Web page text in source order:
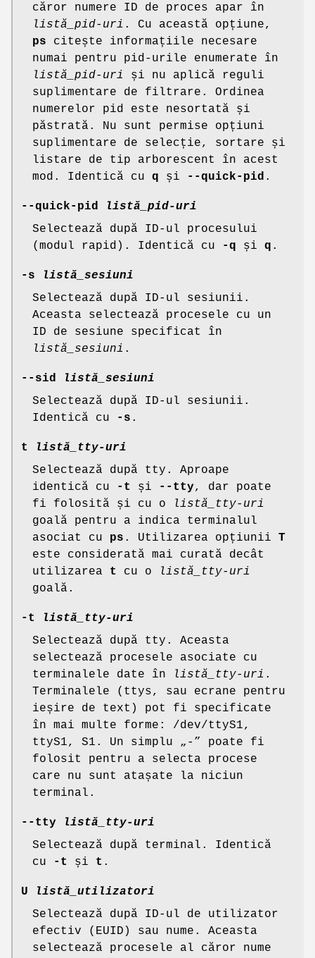
căror numere ID de proces apar în
listă_pid-uri . Cu această opțiune,
ps citește informațiile necesare
numai pentru pid-urile enumerate în
listă_pid-uri
și nu aplică reguli
suplimentare de filtrare. Ordinea
numerelor pid este nesortată și
păstrată. Nu sunt permise opțiuni
suplimentare de selecție, sortare și
listare de tip arborescent în acest
mod. Identică cu q și --quick-pid .
--quick-pid listă_pid-uri
Selectează după ID-ul procesului
(modul rapid). Identică cu
-q și q .
-s listă_sesiuni
Selectează după ID-ul sesiunii.
Aceasta selectează procesele cu un
ID de sesiune specificat în
listă_sesiuni .
--sid listă_sesiuni
Selectează după ID-ul sesiunii.
Identică cu
-s .
t
listă_tty-uri
Selectează după tty. Aproape
identică cu
-t și --tty, dar poate
fi folosită și cu o
listă_tty-uri
goală pentru a indica terminalul
asociat cu ps . Utilizarea opțiunii T
este considerată mai curată decât
utilizarea t cu o
listă_tty-uri
goală.
-t
listă_tty-uri
Selectează după tty. Aceasta
selectează procesele asociate cu
terminalele date în
listă_tty-uri .
Terminalele (ttys, sau ecrane pentru
ieșire de text) pot fi specificate
în mai multe forme: /dev/ttyS1,
ttyS1, S1. Un simplu „-” poate fi
folosit pentru a selecta procese
care nu sunt atașate la niciun
terminal.
--tty listă_tty-uri
Selectează după terminal. Identică
cu
-t și t .
U listă_utilizatori
Selectează după ID-ul de utilizator
efectiv (EUID) sau nume. Aceasta
selectează procesele al căror nume